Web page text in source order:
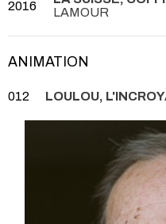
2016
LAMOUR
ANIMATION
012 LOULOU,